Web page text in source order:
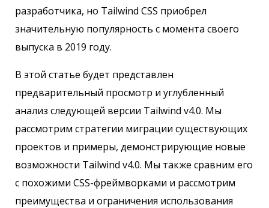
разработчика, но Tailwind CSS приобрел
значительную популярность с момента своего
выпуска в 2019 году.
В этой статье будет представлен
предварительный просмотр и углубленный
анализ следующей версии Tailwind v4.0. Мы
рассмотрим стратегии миграции существующих
проектов и примеры, демонстрирующие новые
возможности Tailwind v4.0. Мы также сравним его
с похожими CSS-фреймворками и рассмотрим
преимущества и ограничения использования